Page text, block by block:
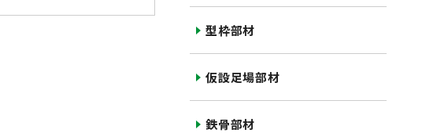
型枠部材
仮設足場部材
鉄骨部材